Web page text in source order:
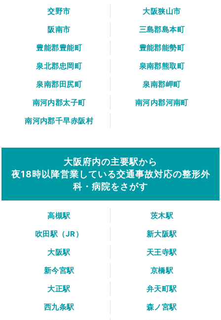
交野市
大阪狭山市
阪南市
三島郡島本町
豊能郡豊能町
豊能郡能勢町
泉北郡忠岡町
泉南郡熊取町
泉南郡田尻町
泉南郡岬町
南河内郡太子町
南河内郡河南町
南河内郡千早赤阪村
大阪府内の主要駅から
夜18時以降営業している交通事故対応の整形外
科・病院をさがす
高槻駅
茨木駅
吹田駅（JR）
新大阪駅
大阪駅
天王寺駅
新今宮駅
京橋駅
大正駅
弁天町駅
西九条駅
森ノ宮駅